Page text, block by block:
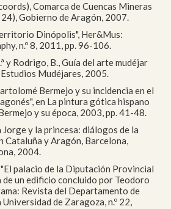
Comarca de Cuencas Mineras
Gobierno de Aragón, 2007.
Dinópolis", Her&Mus:
n.º 8, 2011, pp. 96-106.
y Rodrigo, B., Guía del arte mudéjar
Mudéjares, 2005.
Bermejo y su incidencia en el
en La pintura gótica hispano
y su época, 2003, pp. 41-48.
Jorge y la princesa: diálogos de la
Cataluña y Aragón, Barcelona,
2004.
"El palacio de la Diputación Provincial
un edificio concluido por Teodoro
Revista del Departamento de
de Zaragoza, n.º 22,